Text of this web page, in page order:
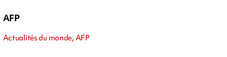
AFP
Actualités du monde, AFP